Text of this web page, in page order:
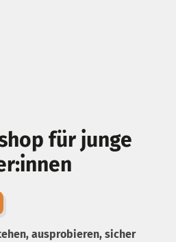
für junge
ausprobieren, sicher